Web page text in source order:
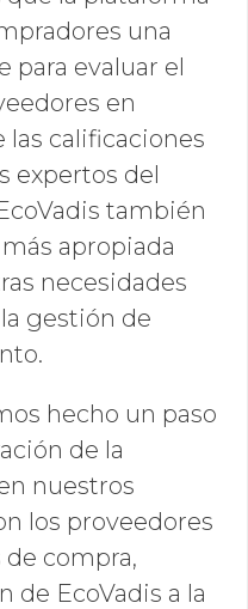
una
para evaluar el
en
las calificaciones
expertos del
también
apropiada
necesidades
gestión de
hecho un paso
de la
nuestros
los proveedores
compra,
de EcoVadis a la